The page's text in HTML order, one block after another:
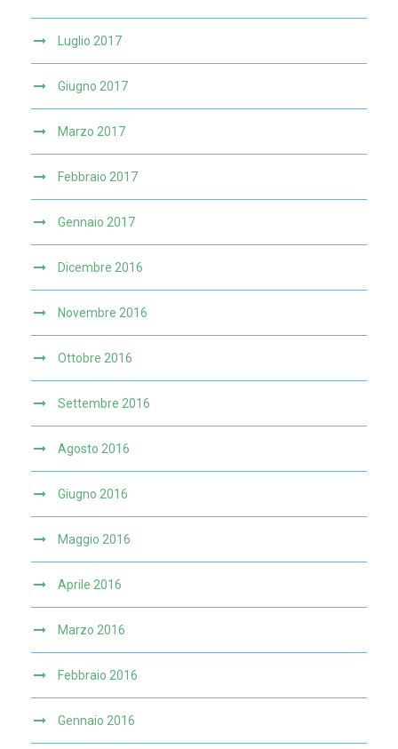
Luglio 2017
Giugno 2017
Marzo 2017
Febbraio 2017
Gennaio 2017
Dicembre 2016
Novembre 2016
Ottobre 2016
Settembre 2016
Agosto 2016
Giugno 2016
Maggio 2016
Aprile 2016
Marzo 2016
Febbraio 2016
Gennaio 2016